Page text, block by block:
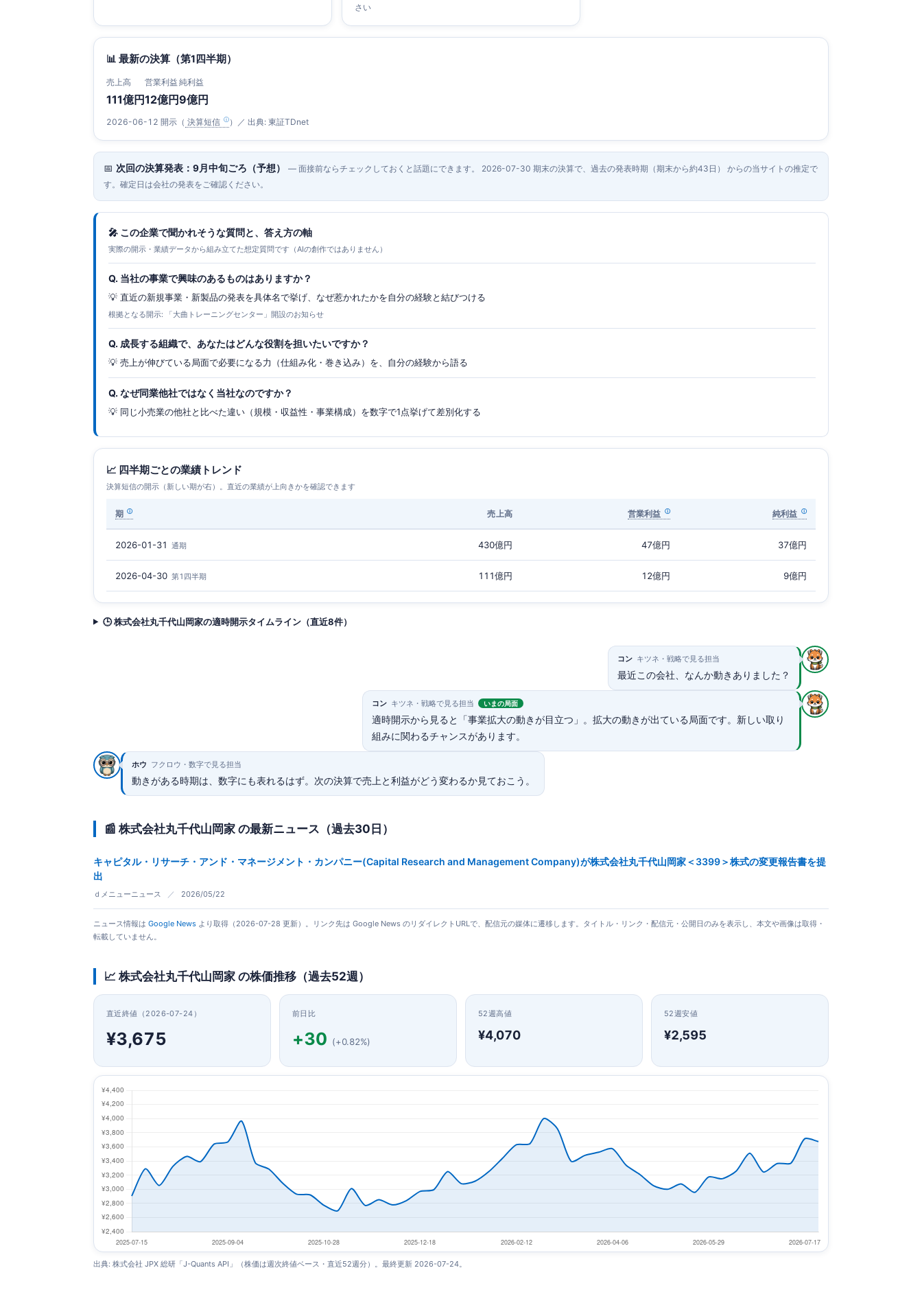
さい
📊 最新の決算（第1四半期）
売上高
111億円
営業利益
12億円
純利益
9億円
2026-06-12 開示（ 決算短信 ）／ 出典: 東証TDnet
📅 次回の決算発表：9月中旬ごろ（予想）
— 面接前ならチェックしておくと話題にできます。 2026-07-30 期末の決算で、過去の発表時期（期末から約43日） からの当サイトの推定で
す。確定日は会社の発表をご確認ください。
🎤 この企業で聞かれそうな質問と、答え方の軸
実際の開示・業績データから組み立てた想定質問です（AIの創作ではありません）
Q. 当社の事業で興味のあるものはありますか？
💡 直近の新規事業・新製品の発表を具体名で挙げ、なぜ惹かれたかを自分の経験と結びつける
根拠となる開示: 「大曲トレーニングセンター」開設のお知らせ
Q. 成長する組織で、あなたはどんな役割を担いたいですか？
💡 売上が伸びている局面で必要になる力（仕組み化・巻き込み）を、自分の経験から語る
Q. なぜ同業他社ではなく当社なのですか？
💡 同じ小売業の他社と比べた違い（規模・収益性・事業構成）を数字で1点挙げて差別化する
📈 四半期ごとの業績トレンド
決算短信の開示（新しい期が右）。直近の業績が上向きかを確認できます
期 売上高 営業利益 純利益
2026-01-31 通期 430億円 47億円 37億円
2026-04-30 第1四半期 111億円 12億円 9億円
🕒 株式会社丸千代山岡家の適時開示タイムライン（直近8件）
コン キツネ・戦略で見る担当
最近この会社、なんか動きありました？
コン キツネ・戦略で見る担当 いまの局面
適時開示から見ると「事業拡大の動きが目立つ」。拡大の動きが出ている局面です。新しい取り
組みに関わるチャンスがあります。
ホウ フクロウ・数字で見る担当
動きがある時期は、数字にも表れるはず。次の決算で売上と利益がどう変わるか見ておこう。
📰 株式会社丸千代山岡家 の最新ニュース（過去30日）
キャピタル・リサーチ・アンド・マネージメント・カンパニー(Capital Research and Management Company)が株式会社丸千代山岡家＜3399＞株式の変更報告書を提
出
ｄメニューニュース ／ 2026/05/22
ニュース情報は Google News より取得（2026-07-28 更新）。リンク先は Google News のリダイレクトURLで、配信元の媒体に遷移します。タイトル・リンク・配信元・公開日のみを表示し、本文や画像は取得・
転載していません。
📈 株式会社丸千代山岡家 の株価推移（過去52週）
直近終値（2026-07-24）
¥3,675
前日比
+30 (+0.82%)
52週高値
¥4,070
52週安値
¥2,595
出典: 株式会社 JPX 総研「J-Quants API」（株価は週次終値ベース・直近52週分）。最終更新 2026-07-24。